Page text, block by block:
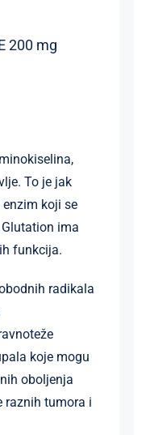
200 mg
To je jak
koji se
ima
funkcija.
radikala
koje mogu
oboljenja
raznih tumora i